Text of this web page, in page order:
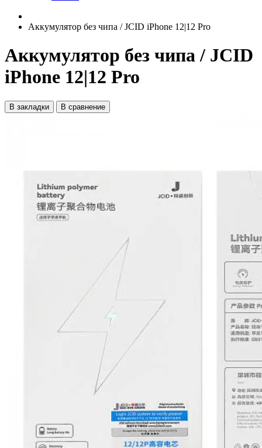
Аккумулятор без чипа / JCID iPhone 12|12 Pro
Аккумулятор без чипа / JCID
iPhone 12|12 Pro
В закладки В сравнение